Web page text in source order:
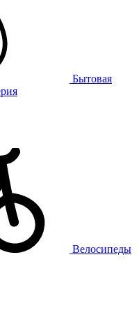
Бытовая
Велосипеды